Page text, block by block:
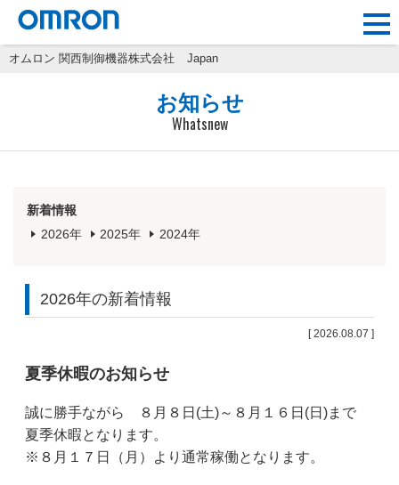
オムロン 関西制御機器株式会社 Japan
お知らせ
Whatsnew
2026年の新着情報
[ 2026.08.07 ]
夏季休暇のお知らせ
誠に勝手ながら ８月８日(土)～８月１６日(日)まで
夏季休暇となります。
※８月１７日（月）より通常稼働となります。
新着情報
2026年
2025年 2024年